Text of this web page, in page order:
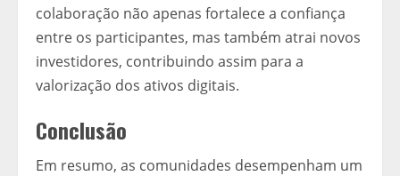
colaboração não apenas fortalece a confiança
entre os participantes, mas também atrai novos
investidores, contribuindo assim para a
valorização dos ativos digitais.
Conclusão
Em resumo, as comunidades desempenham um